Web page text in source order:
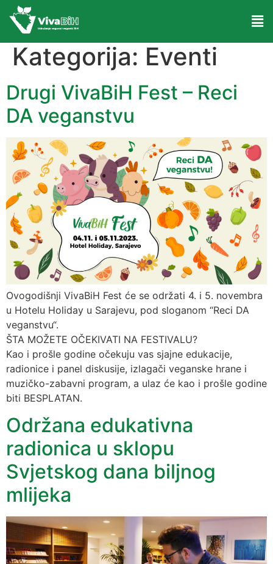
Kategorija: Eventi
Drugi VivaBiH Fest – Reci
DA veganstvu
Ovogodišnji VivaBiH Fest će se održati 4. i 5. novembra
u Hotelu Holiday u Sarajevu, pod sloganom “Reci DA
veganstvu“.
ŠTA MOŽETE OČEKIVATI NA FESTIVALU?
Kao i prošle godine očekuju vas sjajne edukacije,
radionice i panel diskusije, izlagači veganske hrane i
muzičko-zabavni program, a ulaz će kao i prošle godine
biti BESPLATAN.
Održana edukativna
radionica u sklopu
Svjetskog dana biljnog
mlijeka